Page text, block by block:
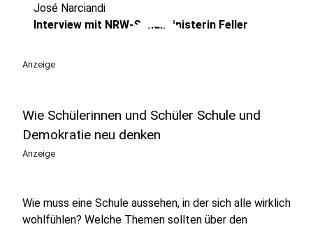
play_circle
José Narciandi
Interview mit NRW-Schulministerin Feller
Anzeige
Wie Schülerinnen und Schüler Schule und
Demokratie neu denken
Anzeige
Wie muss eine Schule aussehen, in der sich alle wirklich
wohlfühlen? Welche Themen sollten über den